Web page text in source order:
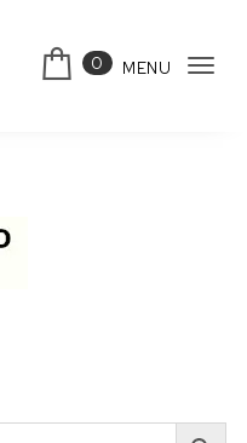
0 MENU